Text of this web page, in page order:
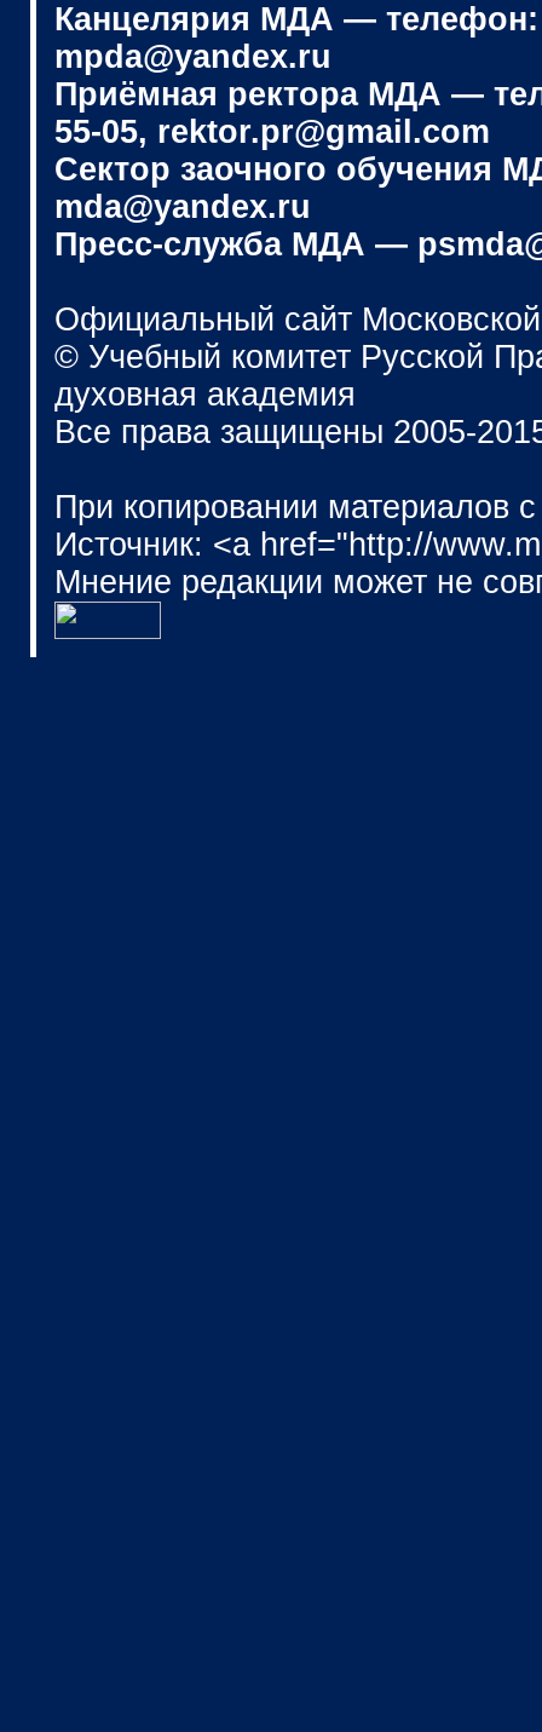
Канцелярия МДА — телефон:
mpda@yandex.ru
Приёмная ректора МДА —
55-05, rektor.pr@gmail.com
Сектор заочного обучения
mda@yandex.ru
Пресс-служба МДА —
Официальный сайт
© Учебный комитет Русской
духовная академия
Все права защищены 2005-
При копировании материалов
Источник: <a href="http://
Мнение редакции может не